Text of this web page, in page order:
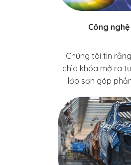
Công
Chúng tôi tin
chìa khóa mở ra
lớp sơn góp
Mỗi bước tiến
Singcolor đánh
đổi mới, mang đến
vượt trội giúp sơn
hơn và đẹp hơn